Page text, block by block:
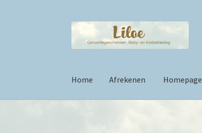
Skip
navigation
Skip
content
Home Afrekenen Homepage